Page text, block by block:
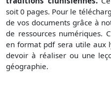
soit 0 pages. Pour le
de vos documents grâce à
de ressources numériques.
en format pdf sera utile aux
devoir à réaliser ou une
géographie.